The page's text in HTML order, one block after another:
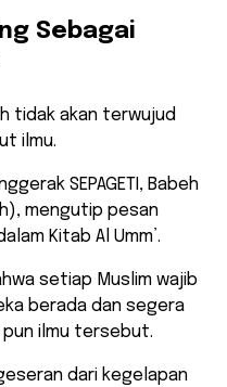
Sebagai
tidak akan terwujud
ilmu.
SEPAGETI, Babeh
mengutip pesan
Kitab Al Umm’.
setiap Muslim wajib
berada dan segera
pun ilmu tersebut.
dari kegelapan